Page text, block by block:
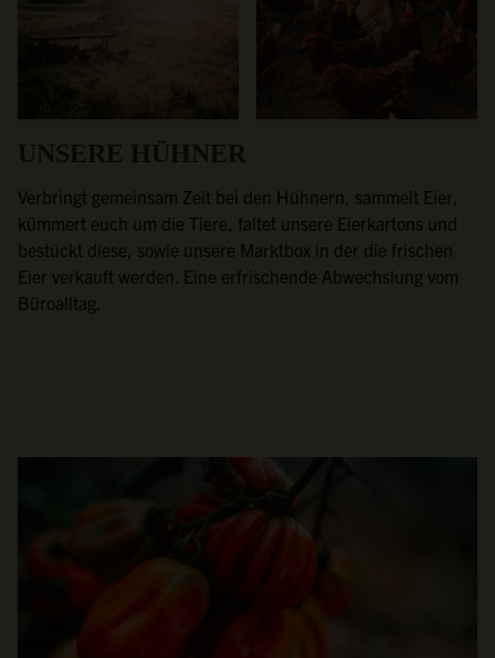
UNSERE HÜHNER
Verbringt gemeinsam Zeit bei den Hühnern, sammelt Eier,
kümmert euch um die Tiere, faltet unsere Eierkartons und
bestückt diese, sowie unsere Marktbox in der die frischen
Eier verkauft werden. Eine erfrischende Abwechslung vom
Büroalltag.